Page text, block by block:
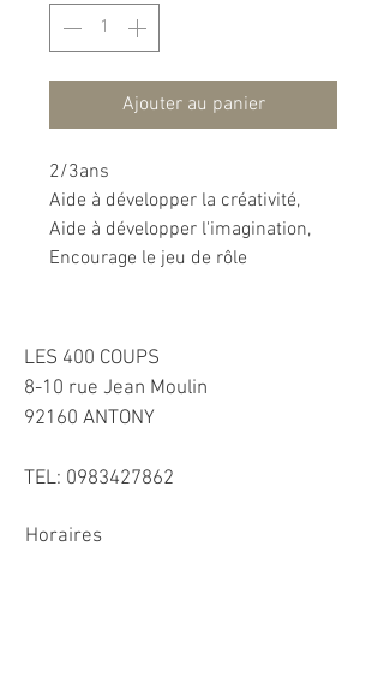
Ajouter au panier
2/3ans
Aide à développer la créativité,
Aide à développer l'imagination,
Encourage le jeu de rôle
LES 400 COUPS
8-10 rue Jean Moulin
92160 ANTONY
TEL: 0983427862
Horaires